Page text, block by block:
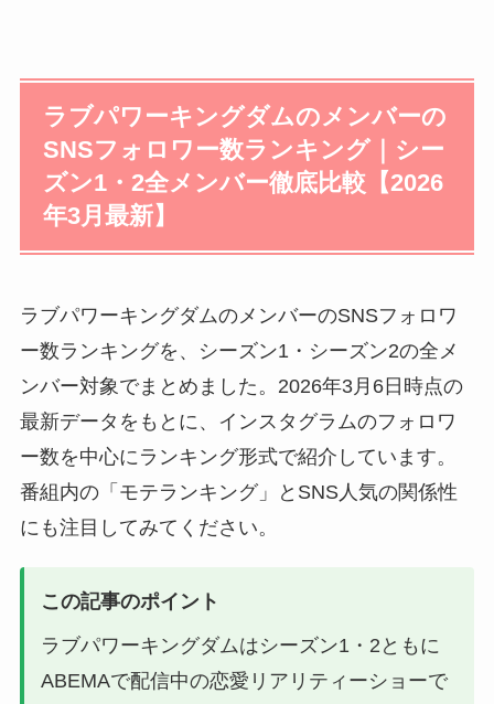
ラブパワーキングダムのメンバーの
SNSフォロワー数ランキング｜シー
ズン1・2全メンバー徹底比較【2026
年3月最新】
ラブパワーキングダムのメンバーのSNSフォロワ
ー数ランキングを、シーズン1・シーズン2の全メ
ンバー対象でまとめました。2026年3月6日時点の
最新データをもとに、インスタグラムのフォロワ
ー数を中心にランキング形式で紹介しています。
番組内の「モテランキング」とSNS人気の関係性
にも注目してみてください。
この記事のポイント
ラブパワーキングダムはシーズン1・2ともに
ABEMAで配信中の恋愛リアリティーショーで